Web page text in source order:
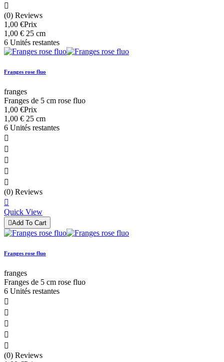

(0) Reviews
1,00 €Prix
1,00 € 25 cm
6 Unités restantes
Franges rose fluo
franges
Franges de 5 cm rose fluo
1,00 €Prix
1,00 € 25 cm
6 Unités restantes





(0) Reviews

Quick View
Add To Cart
Franges rose fluo
franges
Franges de 5 cm rose fluo
6 Unités restantes





(0) Reviews